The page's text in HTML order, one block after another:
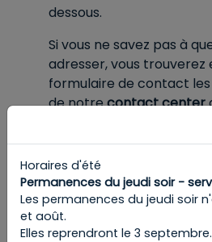
dessous.
Si vous ne savez pas à
adresser, vous trouverez
formulaire de contact
de notrecontact center
communale.
Pour prendre rendez-
rubrique dont vous avez
démarches
Horaires d'été
Permanences du jeudi soir -
Les permanences du jeudi soir
et août.
Elles reprendront le 3 septembre.